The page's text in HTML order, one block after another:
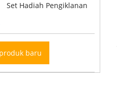
Set Hadiah Pengiklanan
baru